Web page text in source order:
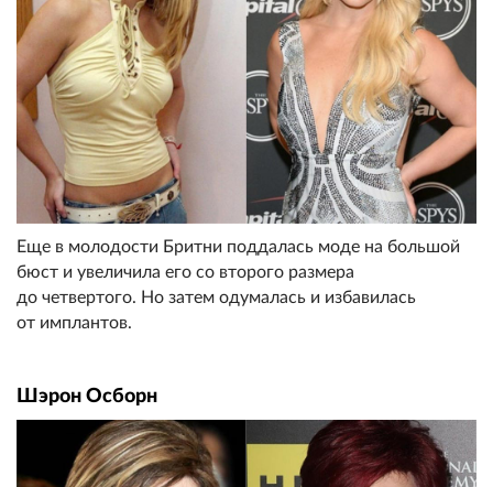
Еще в молодости Бритни поддалась моде на большой
бюст и увеличила его со второго размера
до четвертого. Но затем одумалась и избавилась
от имплантов.
Шэрон Осборн